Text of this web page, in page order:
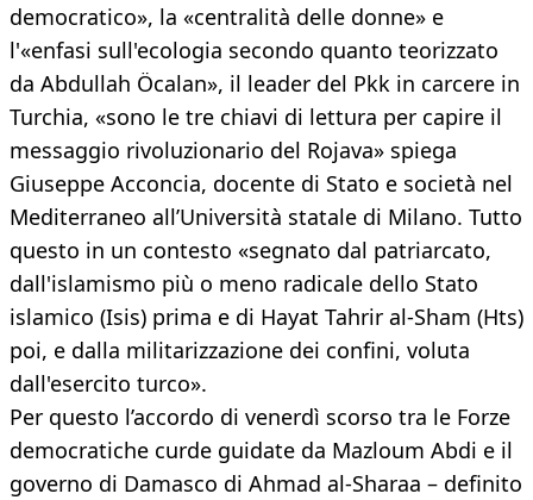
democratico», la «centralità delle donne» e
l'«enfasi sull'ecologia secondo quanto teorizzato
da Abdullah Öcalan», il leader del Pkk in carcere in
Turchia, «sono le tre chiavi di lettura per capire il
messaggio rivoluzionario del Rojava» spiega
Giuseppe Acconcia, docente di Stato e società nel
Mediterraneo all’Università statale di Milano. Tutto
questo in un contesto «segnato dal patriarcato,
dall'islamismo più o meno radicale dello Stato
islamico (Isis) prima e di Hayat Tahrir al-Sham (Hts)
poi, e dalla militarizzazione dei confini, voluta
dall'esercito turco».
Per questo l’accordo di venerdì scorso tra le Forze
democratiche curde guidate da Mazloum Abdi e il
governo di Damasco di Ahmad al-Sharaa – definito